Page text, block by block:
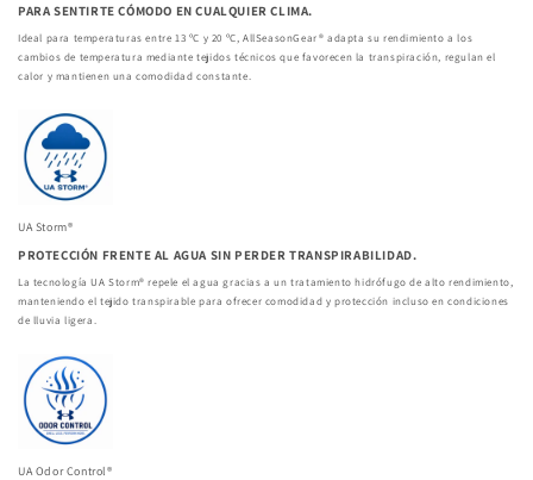
PARA SENTIRTE CÓMODO EN CUALQUIER CLIMA.
Ideal para temperaturas entre 13 ºC y 20 ºC, AllSeasonGear® adapta su rendimiento a los
cambios de temperatura mediante tejidos técnicos que favorecen la transpiración, regulan el
calor y mantienen una comodidad constante.
UA Storm®
PROTECCIÓN FRENTE AL AGUA SIN PERDER TRANSPIRABILIDAD.
La tecnología UA Storm® repele el agua gracias a un tratamiento hidrófugo de alto rendimiento,
manteniendo el tejido transpirable para ofrecer comodidad y protección incluso en condiciones
de lluvia ligera.
UA Odor Control®